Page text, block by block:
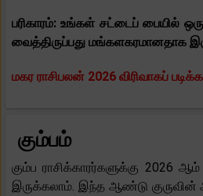
பரிகாரம்: உங்கள் சட்டைப் பையில்
வைத்திருப்பது மங்களகரமானதாக
மகர ராசிபலன் 2026 விரிவாகப்
கும்பம்
கும்ப ராசிக்காரர்களுக்கு 2026
இருக்கலாம். இந்த ஆண்டு